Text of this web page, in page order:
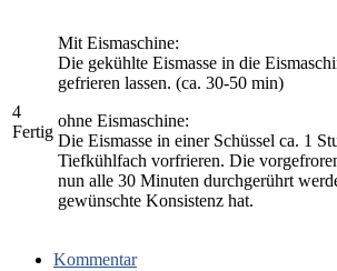
4
Fertig
Mit Eismaschine:
Die gekühlte Eismasse in die
gefrieren lassen. (ca. 30-50 min)
ohne Eismaschine:
Die Eismasse in einer Schüssel ca. 1
Tiefkühlfach vorfrieren. Die
nun alle 30 Minuten durchgerührt
gewünschte Konsistenz hat.
Kommentar